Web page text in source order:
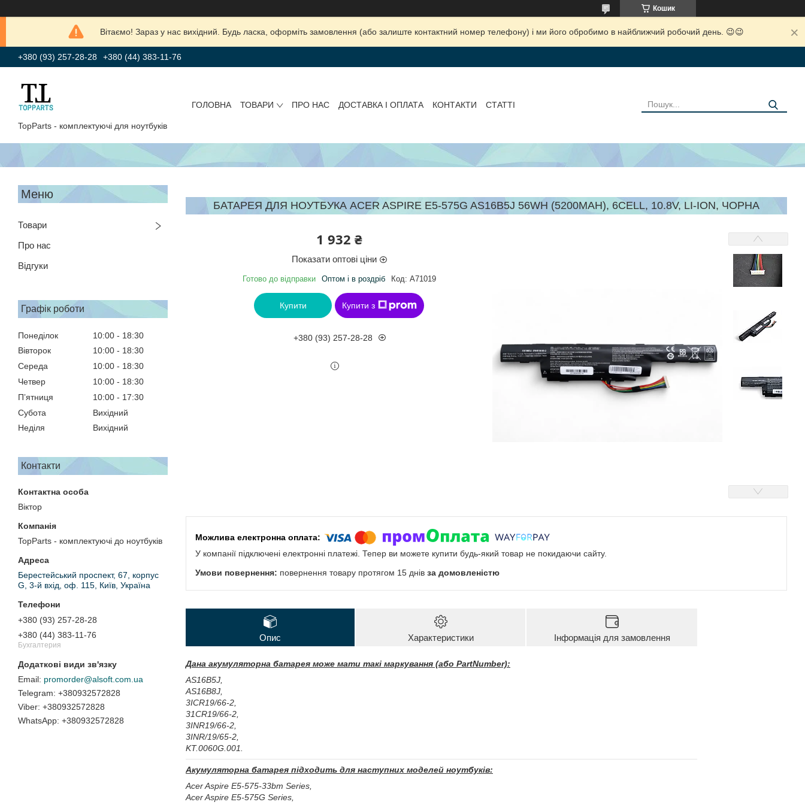
Кошик
Вітаємо! Зараз у нас вихідний. Будь ласка, оформіть замовлення (або залиште контактний номер телефону) і ми його обробимо в найближчий робочий день. 😉😉
+380 (93) 257-28-28 +380 (44) 383-11-76
TopParts - комплектуючі для ноутбуків
ГОЛОВНА ТОВАРИ ПРО НАС ДОСТАВКА І ОПЛАТА КОНТАКТИ СТАТТІ
Товари
Про нас
Відгуки
Графік роботи
Понеділок 10:00
18:30
Вівторок
10:00
18:30
Середа
10:00
18:30
Четвер
10:00
18:30
Пʼятниця
10:00
17:30
Субота
Вихідний
Неділя
Вихідний
Контакти
Віктор
TopParts - комплектуючі до ноутбуків
Берестейський проспект, 67, корпус
G, 3-й вхід, оф. 115, Київ, Україна
+380 (93) 257-28-28
+380 (44) 383-11-76
Бухгалтерия
promorder@alsoft.com.ua
+380932572828
+380932572828
+380932572828
БАТАРЕЯ ДЛЯ НОУТБУКА ACER ASPIRE E5-575G AS16B5J 56WH (5200MAH), 6CELL, 10.8V, LI-ION, ЧОРНА
1 932 ₴
Показати оптові ціни
Готово до відправки Оптом і в роздріб Код: A71019
Купити Купити з
+380 (93) 257-28-28
У компанії підключені електронні платежі. Тепер ви можете купити будь-який товар не покидаючи сайту.
повернення товару протягом 15 днів за домовленістю
Опис Характеристики Інформація для замовлення
Дана акумуляторна батарея може мати такі маркування (або PartNumber):
AS16B5J,
AS16B8J,
3ICR19/66-2,
31CR19/66-2,
3INR19/66-2,
3INR/19/65-2,
KT.0060G.001.
Акумуляторна батарея підходить для наступних моделей ноутбуків:
Acer Aspire E5-575-33bm Series,
Acer Aspire E5-575G Series,